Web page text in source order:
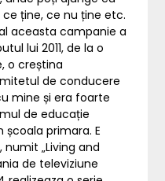
ce ține, ce nu ține etc.
aceasta campanie a
lui 2011, de la o
o creștina
de conducere
mine și era foarte
de educație
primara. E
„Living and
de televiziune